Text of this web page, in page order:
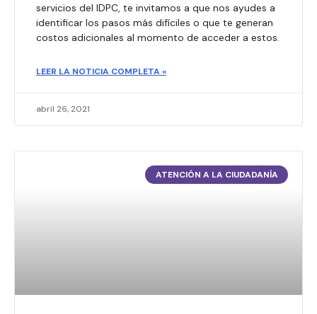
servicios del IDPC, te invitamos a que nos ayudes a
identificar los pasos más difíciles o que te generan
costos adicionales al momento de acceder a estos.
LEER LA NOTICIA COMPLETA »
abril 26, 2021
ATENCIÓN A LA CIUDADANÍA